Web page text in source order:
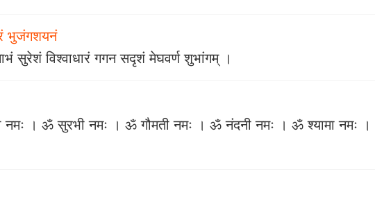
भुजंगशयनं
सुरेशं विश्वाधारं गगन सदृशं मेघवर्ण शुभांगम् ।
। ॐ सुरभी नमः । ॐ गौमती नमः । ॐ नंदनी नमः । ॐ श्यामा नमः ।